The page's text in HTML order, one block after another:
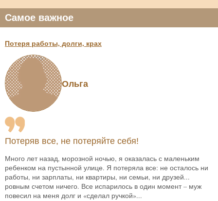
Самое важное
Потеря работы, долги, крах
Ольга
Потеряв все, не потеряйте себя!
Много лет назад, морозной ночью, я оказалась с маленьким
ребенком на пустынной улице. Я потеряла все: не осталось ни
работы, ни зарплаты, ни квартиры, ни семьи, ни друзей...
ровным счетом ничего. Все испарилось в один момент – муж
повесил на меня долг и «сделал ручкой»...